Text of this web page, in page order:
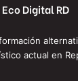
Digital RD
actual en